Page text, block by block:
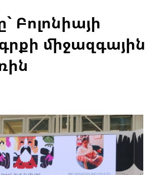
միջազգային